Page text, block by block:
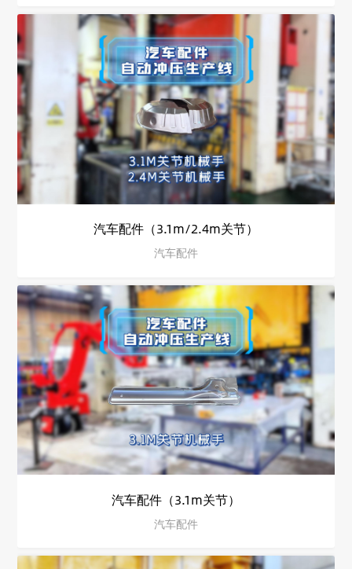
汽车配件（3.1m/2.4m关节）
汽车配件
汽车配件（3.1m关节）
汽车配件